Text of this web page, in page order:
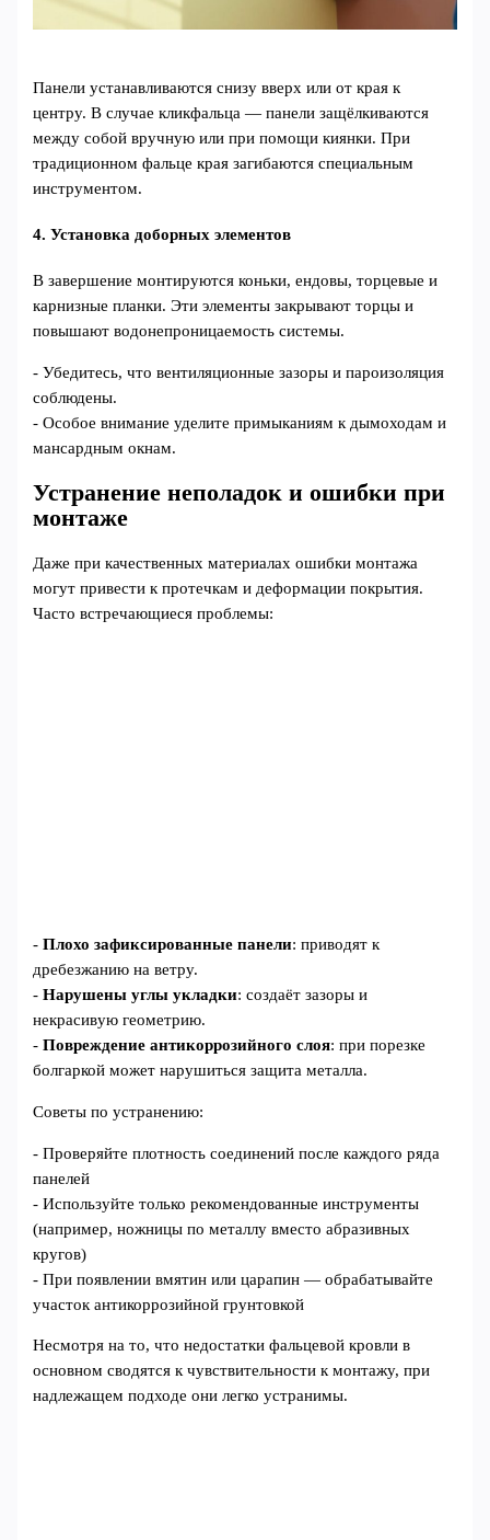
Панели устанавливаются снизу вверх или от края к
центру. В случае кликфальца — панели защёлкиваются
между собой вручную или при помощи киянки. При
традиционном фальце края загибаются специальным
инструментом.
4. Установка доборных элементов
В завершение монтируются коньки, ендовы, торцевые и
карнизные планки. Эти элементы закрывают торцы и
повышают водонепроницаемость системы.
- Убедитесь, что вентиляционные зазоры и пароизоляция
соблюдены.
- Особое внимание уделите примыканиям к дымоходам и
мансардным окнам.
Устранение неполадок и ошибки при
монтаже
Даже при качественных материалах ошибки монтажа
могут привести к протечкам и деформации покрытия.
Часто встречающиеся проблемы:
-Плохо зафиксированные панели: приводят к
дребезжанию на ветру.
-Нарушены углы укладки: создаёт зазоры и
некрасивую геометрию.
-Повреждение антикоррозийного слоя: при порезке
болгаркой может нарушиться защита металла.
Советы по устранению:
- Проверяйте плотность соединений после каждого ряда
панелей
- Используйте только рекомендованные инструменты
(например, ножницы по металлу вместо абразивных
кругов)
- При появлении вмятин или царапин — обрабатывайте
участок антикоррозийной грунтовкой
Несмотря на то, что недостатки фальцевой кровли в
основном сводятся к чувствительности к монтажу, при
надлежащем подходе они легко устранимы.